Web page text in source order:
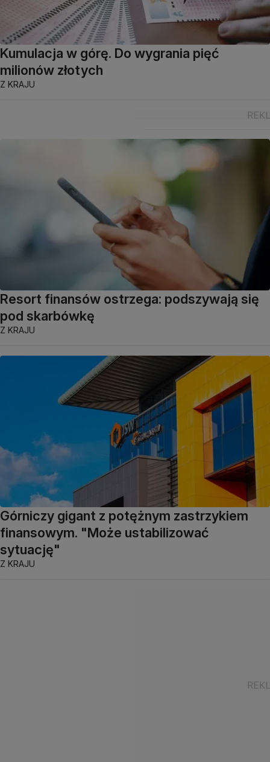
Kumulacja w górę. Do wygrania pięć
milionów złotych
Z KRAJU
Resort finansów ostrzega: podszywają się
pod skarbówkę
Z KRAJU
Górniczy gigant z potężnym zastrzykiem
finansowym. "Może ustabilizować
sytuację"
Z KRAJU